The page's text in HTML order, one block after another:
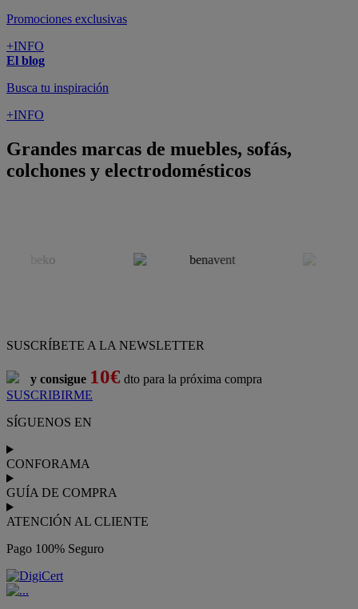
Promociones exclusivas
+INFO
El blog
Busca tu inspiración
+INFO
Grandes marcas de muebles, sofás,
colchones y electrodomésticos
SUSCRÍBETE A LA NEWSLETTER
y consigue 10€ dto para la próxima compra
SUSCRIBIRME
SÍGUENOS EN
CONFORAMA
GUÍA DE COMPRA
ATENCIÓN AL CLIENTE
Pago 100% Seguro